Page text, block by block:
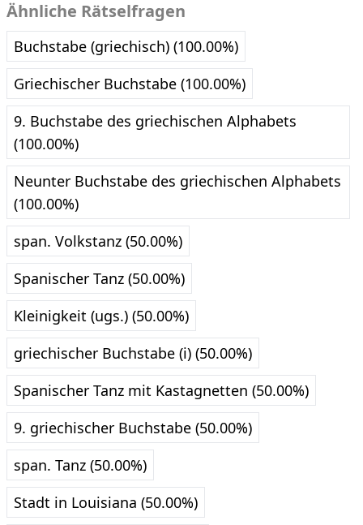
Ähnliche Rätselfragen
Buchstabe (griechisch) (100.00%)
Griechischer Buchstabe (100.00%)
9. Buchstabe des griechischen Alphabets
(100.00%)
Neunter Buchstabe des griechischen Alphabets
(100.00%)
span. Volkstanz (50.00%)
Spanischer Tanz (50.00%)
Kleinigkeit (ugs.) (50.00%)
griechischer Buchstabe (i) (50.00%)
Spanischer Tanz mit Kastagnetten (50.00%)
9. griechischer Buchstabe (50.00%)
span. Tanz (50.00%)
Stadt in Louisiana (50.00%)